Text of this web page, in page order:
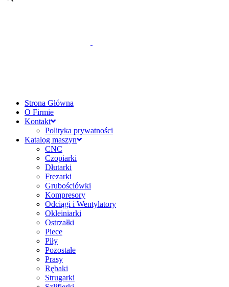
Strona Główna
O Firmie
Kontakt
Polityka prywatności
Katalog maszyn
CNC
Czopiarki
Dłutarki
Frezarki
Grubościówki
Kompresory
Odciągi i Wentylatory
Okleiniarki
Ostrzałki
Piece
Piły
Pozostałe
Prasy
Rębaki
Strugarki